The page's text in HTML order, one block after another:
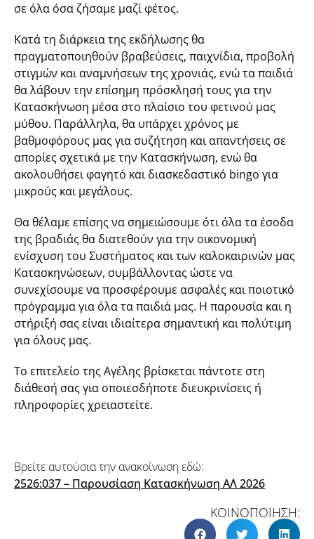
σε όλα όσα ζήσαμε μαζί φέτος.
Κατά τη διάρκεια της εκδήλωσης θα
πραγματοποιηθούν βραβεύσεις, παιχνίδια, προβολή
στιγμών και αναμνήσεων της χρονιάς, ενώ τα παιδιά
θα λάβουν την επίσημη πρόσκλησή τους για την
Κατασκήνωση μέσα στο πλαίσιο του φετινού μας
μύθου. Παράλληλα, θα υπάρχει χρόνος με
βαθμοφόρους μας για συζήτηση και απαντήσεις σε
απορίες σχετικά με την Κατασκήνωση, ενώ θα
ακολουθήσει φαγητό και διασκεδαστικό bingo για
μικρούς και μεγάλους.
Θα θέλαμε επίσης να σημειώσουμε ότι όλα τα έσοδα
της βραδιάς θα διατεθούν για την οικονομική
ενίσχυση του Συστήματος και των καλοκαιρινών μας
Κατασκηνώσεων, συμβάλλοντας ώστε να
συνεχίσουμε να προσφέρουμε ασφαλές και ποιοτικό
πρόγραμμα για όλα τα παιδιά μας. Η παρουσία και η
στήριξή σας είναι ιδιαίτερα σημαντική και πολύτιμη
για όλους μας.
Το επιτελείο της Αγέλης βρίσκεται πάντοτε στη
διάθεσή σας για οποιεσδήποτε διευκρινίσεις ή
πληροφορίες χρειαστείτε.
Βρείτε αυτούσια την ανακοίνωση εδώ:
2526:037 – Παρουσίαση Κατασκήνωση ΑΛ 2026
ΚΟΙΝΟΠΟΙΗΣΗ: